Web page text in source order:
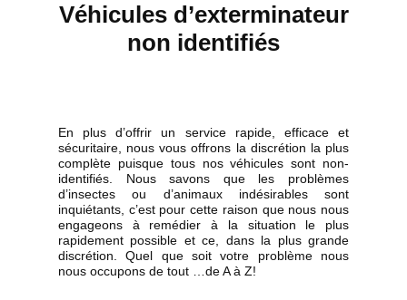
Véhicules d’exterminateur
non identifiés
En plus d’offrir un service rapide, efficace et
sécuritaire, nous vous offrons la discrétion la plus
complète puisque tous nos véhicules sont non-
identifiés. Nous savons que les problèmes
d’insectes ou d’animaux indésirables sont
inquiétants, c’est pour cette raison que nous nous
engageons à remédier à la situation le plus
rapidement possible et ce, dans la plus grande
discrétion. Quel que soit votre problème nous
nous occupons de tout …de A à Z!